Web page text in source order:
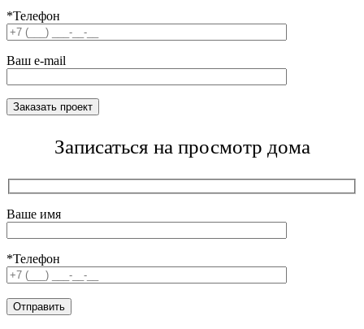
*Телефон
Ваш e-mail
Записаться на просмотр дома
Ваше имя
*Телефон